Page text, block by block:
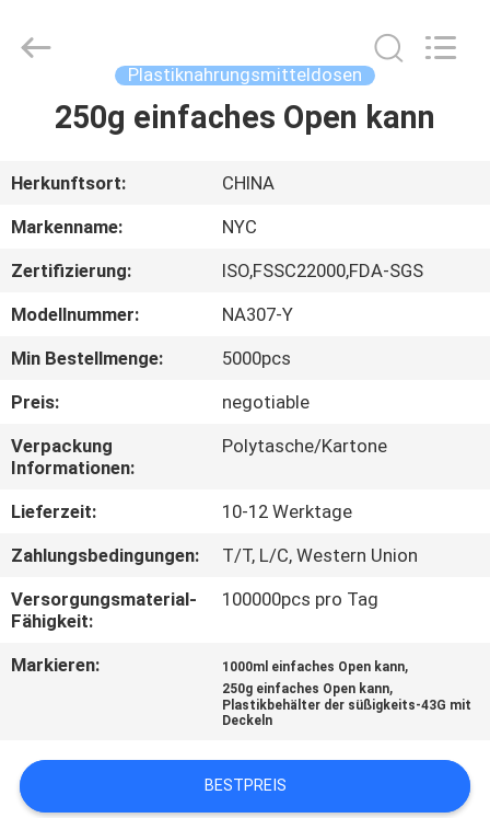
HAUS
PRODUKTE
ÜBER
FABRIK-
AUSFLUG
QUALITÄTSKONTROLLE
TRETEN
MIT
UNS
NACHRICHTEN
Co.,Ltd..
Plastiknahrungsmitteldosen
250g einfaches Open kann
Herkunftsort:
CHINA
Markenname:
NYC
Zertifizierung:
ISO,FSSC22000,FDA-SGS
Modellnummer:
NA307-Y
Min Bestellmenge:
5000pcs
Preis:
negotiable
Verpackung
Informationen:
Polytasche/Kartone
Lieferzeit:
10-12 Werktage
Zahlungsbedingungen:
T/T, L/C, Western Union
Versorgungsmaterial-
Fähigkeit:
100000pcs pro Tag
Markieren: 1000ml einfaches Open kann,
250g einfaches Open kann,
Plastikbehälter der süßigkeits-43G mit
Deckeln
BESTPREIS